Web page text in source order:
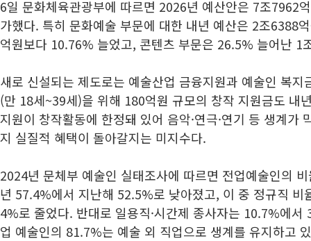
6일 문화체육관광부에 따르면 2026년 예산안은 7조7962
가했다. 특히 문화예술 부문에 대한 내년 예산은 2조6388
억원보다 10.76% 늘었고, 콘텐츠 부문은 26.5% 늘어난 1
새로 신설되는 제도로는 예술산업 금융지원과 예술인 복지
(만 18세~39세)을 위해 180억원 규모의 창작 지원금도 내
지원이 창작활동에 한정돼 있어 음악·연극·연기 등 생계가
지 실질적 혜택이 돌아갈지는 미지수다.
2024년 문체부 예술인 실태조사에 따르면 전업예술인의
년 57.4%에서 지난해 52.5%로 낮아졌고, 이 중 정규직
4%로 줄었다. 반대로 일용직·시간제 종사자는 10.7%에
업 예술인의 81.7%는 예술 외 직업으로 생계를 유지하고